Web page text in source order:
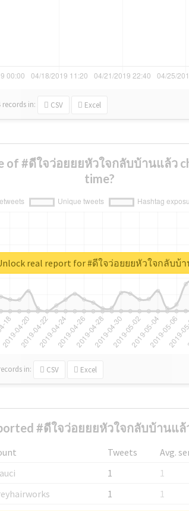
records in: CSV Excel
of #ดีใจว่อยยยหัวใจกลับบ้านแล้ว
time?
in: CSV Excel
real report for #ดีใจว่อยยยหัวใจกลับบ้
#ดีใจว่อยยยหัวใจกลับบ้านแล้
Tweets
Avg.
1
1
1
1